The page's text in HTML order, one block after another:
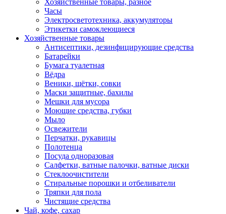
Хозяйственные товары, разное
Часы
Электросветотехника, аккумуляторы
Этикетки самоклеющиеся
Хозяйственные товары
Антисептики, дезинфицирующие средства
Батарейки
Бумага туалетная
Вёдра
Веники, щётки, совки
Маски защитные, бахилы
Мешки для мусора
Моющие средства, губки
Мыло
Освежители
Перчатки, рукавицы
Полотенца
Посуда одноразовая
Салфетки, ватные палочки, ватные диски
Стеклоочистители
Стиральные порошки и отбеливатели
Тряпки для пола
Чистящие средства
Чай, кофе, сахар